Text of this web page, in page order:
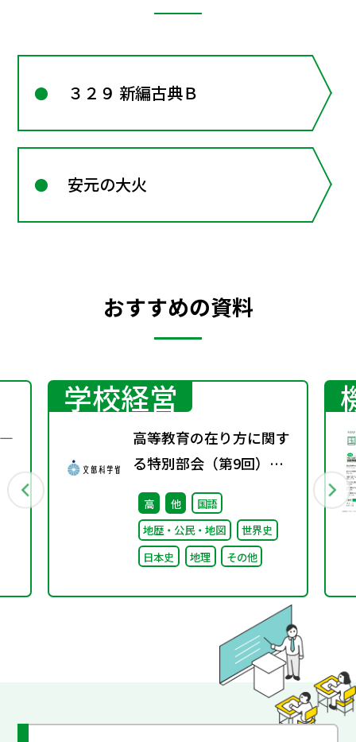
３２９ 新編古典Ｂ
安元の大火
おすすめの資料
―
学校経営
高等教育の在り方に関す
る特別部会（第9回）配
付資料
高 他
国語
地歴・公民・地図
世界史
日本史
地理 その他